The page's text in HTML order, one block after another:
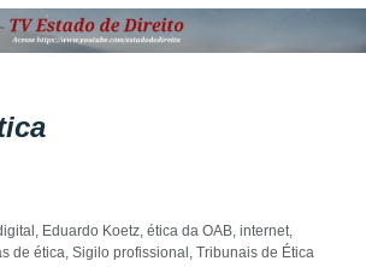
, Eduardo Koetz, ética da OAB, internet,
de ética, Sigilo profissional , Tribunais de Ética